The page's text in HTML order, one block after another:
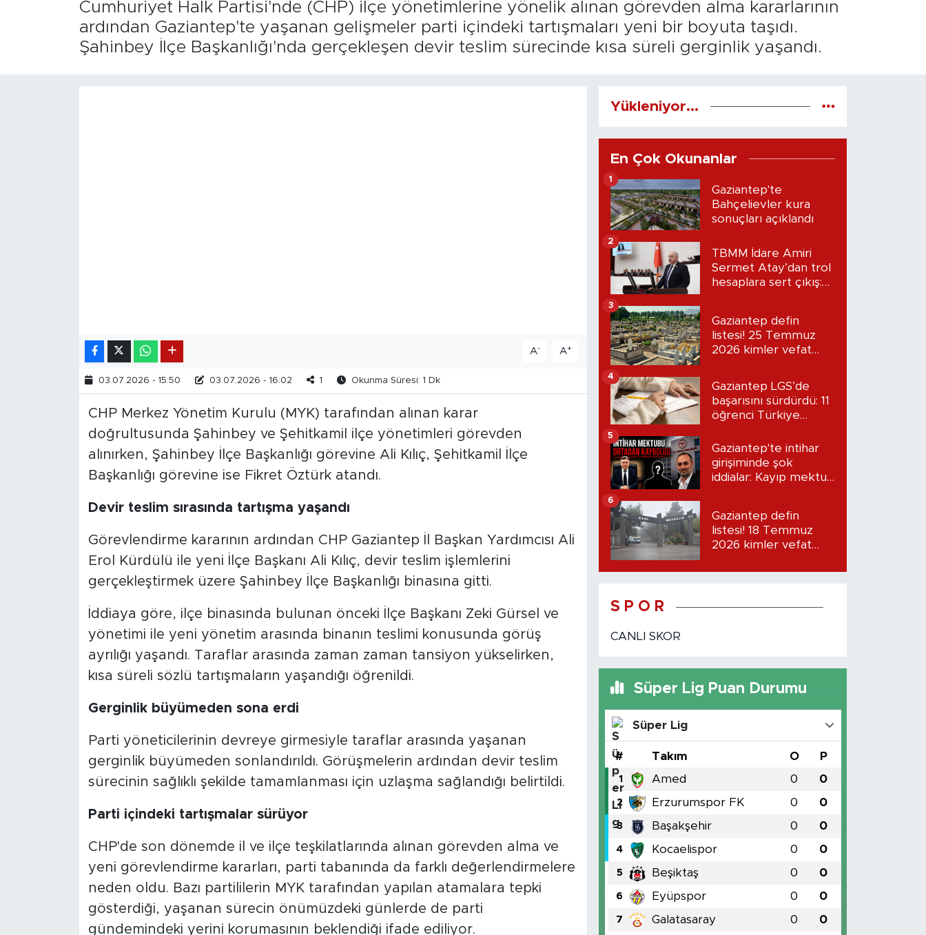
Cumhuriyet Halk Partisi'nde (CHP) ilçe yönetimlerine yönelik alınan görevden alma kararlarının
ardından Gaziantep'te yaşanan gelişmeler parti içindeki tartışmaları yeni bir boyuta taşıdı.
Şahinbey İlçe Başkanlığı'nda gerçekleşen devir teslim sürecinde kısa süreli gerginlik yaşandı.
A- A+
03.07.2026 - 15:50 03.07.2026 - 16:02 1 Okunma Süresi: 1 Dk
CHP Merkez Yönetim Kurulu (MYK) tarafından alınan karar
doğrultusunda Şahinbey ve Şehitkamil ilçe yönetimleri görevden
alınırken, Şahinbey İlçe Başkanlığı görevine Ali Kılıç, Şehitkamil İlçe
Başkanlığı görevine ise Fikret Öztürk atandı.
Devir teslim sırasında tartışma yaşandı
Görevlendirme kararının ardından CHP Gaziantep İl Başkan Yardımcısı Ali
Erol Kürdülü ile yeni İlçe Başkanı Ali Kılıç, devir teslim işlemlerini
gerçekleştirmek üzere Şahinbey İlçe Başkanlığı binasına gitti.
İddiaya göre, ilçe binasında bulunan önceki İlçe Başkanı Zeki Gürsel ve
yönetimi ile yeni yönetim arasında binanın teslimi konusunda görüş
ayrılığı yaşandı. Taraflar arasında zaman zaman tansiyon yükselirken,
kısa süreli sözlü tartışmaların yaşandığı öğrenildi.
Gerginlik büyümeden sona erdi
Parti yöneticilerinin devreye girmesiyle taraflar arasında yaşanan
gerginlik büyümeden sonlandırıldı. Görüşmelerin ardından devir teslim
sürecinin sağlıklı şekilde tamamlanması için uzlaşma sağlandığı belirtildi.
Parti içindeki tartışmalar sürüyor
CHP'de son dönemde il ve ilçe teşkilatlarında alınan görevden alma ve
yeni görevlendirme kararları, parti tabanında da farklı değerlendirmelere
neden oldu. Bazı partililerin MYK tarafından yapılan atamalara tepki
gösterdiği, yaşanan sürecin önümüzdeki günlerde de parti
gündemindeki yerini korumasının beklendiği ifade ediliyor.
Yükleniyor...
En Çok Okunanlar
Gaziantep'te
Bahçelievler kura
sonuçları açıklandı
1
TBMM İdare Amiri
Sermet Atay’dan trol
hesaplara sert çıkış:
2
Gaziantep defin
listesi! 25 Temmuz
2026 kimler vefat
3
Gaziantep LGS’de
başarısını sürdürdü: 11
öğrenci Türkiye
4
Gaziantep'te intihar
girişiminde şok
iddialar: Kayıp mektup
5
Gaziantep defin
listesi! 18 Temmuz
2026 kimler vefat
6
S P O R
CANLI SKOR
Süper Lig Puan Durumu
Süper Lig
# Takım O P
1 Amed 0 0
2 Erzurumspor FK 0 0
3 Başakşehir 0 0
4 Kocaelispor 0 0
5 Beşiktaş 0 0
6 Eyüpspor 0 0
7 Galatasaray 0 0